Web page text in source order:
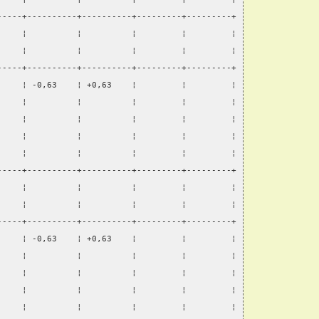
+----------+----------+---------+---------+
¦          ¦          ¦         ¦         ¦
¦          ¦          ¦         ¦         ¦
+----------+----------+---------+---------+
¦ -0,63    ¦ +0,63    ¦         ¦         ¦
¦          ¦          ¦         ¦         ¦
¦          ¦          ¦         ¦         ¦
¦          ¦          ¦         ¦         ¦
¦          ¦          ¦         ¦         ¦
+----------+----------+---------+---------+
¦          ¦          ¦         ¦         ¦
¦          ¦          ¦         ¦         ¦
+----------+----------+---------+---------+
¦ -0,63    ¦ +0,63    ¦         ¦         ¦
¦          ¦          ¦         ¦         ¦
¦          ¦          ¦         ¦         ¦
¦          ¦          ¦         ¦         ¦
¦          ¦          ¦         ¦         ¦